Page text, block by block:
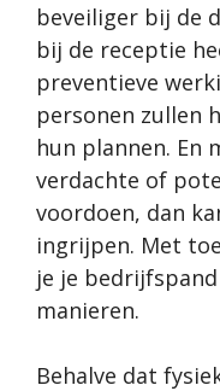
beveiliger bij de
bij de receptie
preventieve
personen zullen
hun plannen. En
verdachte of
voordoen, dan
ingrijpen. Met
je je
manieren.
Behalve dat